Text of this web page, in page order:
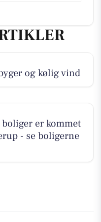
og kølig vind
er kommet
- se boligerne